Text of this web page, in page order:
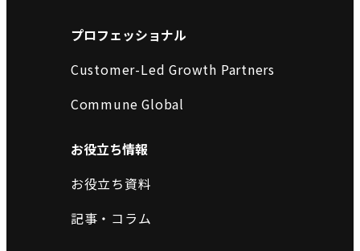
プロフェッショナル
Customer-Led Growth Partners
Commune Global
お役立ち情報
お役立ち資料
記事・コラム